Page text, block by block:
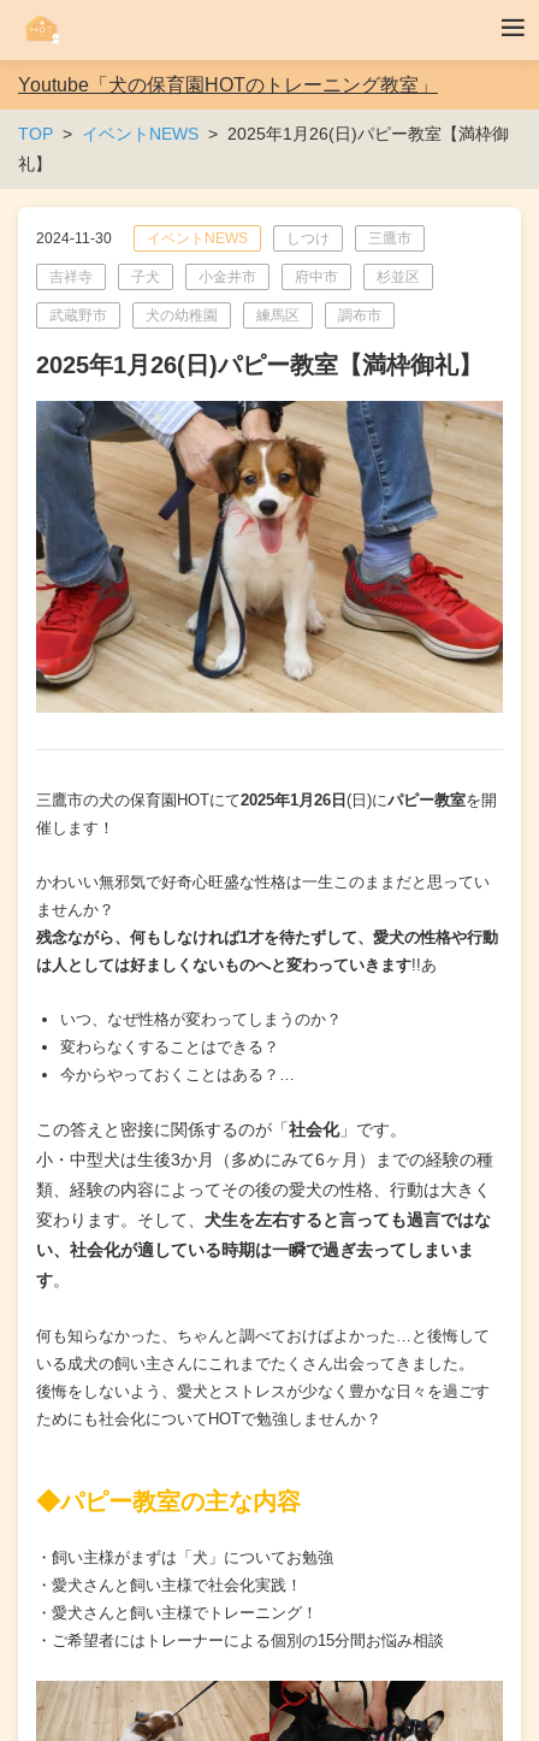
Youtube「犬の保育園HOTのトレーニング教室」
TOP イベントNEWS
2025年1月26(日)パピー教室【満枠御
礼】
2024-11-30 イベントNEWS しつけ 三鷹市
吉祥寺 子犬 小金井市 府中市 杉並区
武蔵野市 犬の幼稚園 練馬区 調布市
2025年1月26(日)パピー教室【満枠御礼】
三鷹市の犬の保育園HOTにて2025年1月26日(日)にパピー教室を開
催します！
かわいい無邪気で好奇心旺盛な性格は一生このままだと思ってい
ませんか？
残念ながら、 何もしなければ1才を待たずして、愛犬の性格や行動
は人としては好ましくないものへと変わっていきます!!あ
いつ、なぜ性格が変わってしまうのか？
変わらなくすることはできる？
今からやっておくことはある？…
この答えと密接に関係するのが「社会化」です。
小・中型犬は生後3か月（多めにみて6ヶ月）までの経験の種
類、経験の内容によってその後の愛犬の性格、行動は大きく
変わります。そして、 犬生を左右すると言っても過言ではな
い、社会化が適している時期は一瞬で過ぎ去ってしまいま
す。
何も知らなかった、ちゃんと調べておけばよかった…と後悔して
いる成犬の飼い主さんにこれまでたくさん出会ってきました。
後悔をしないよう、愛犬とストレスが少なく豊かな日々を過ごす
ためにも社会化についてHOTで勉強しませんか？
◆パピー教室の主な内容
・飼い主様がまずは「犬」についてお勉強
・愛犬さんと飼い主様で社会化実践！
・愛犬さんと飼い主様でトレーニング！
・ご希望者にはトレーナーによる個別の15分間お悩み相談